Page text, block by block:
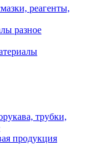
реагенты,
разное
трубки,
продукция